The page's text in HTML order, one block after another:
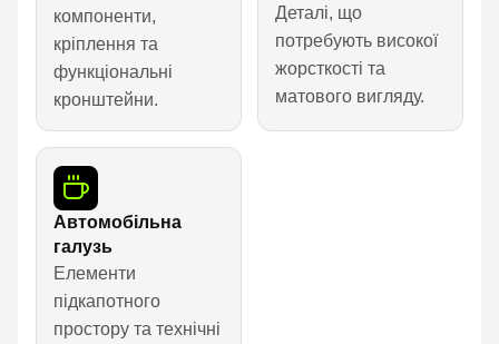
компоненти,
кріплення та
функціональні
кронштейни.
Деталі, що
потребують високої
жорсткості та
матового вигляду.
Автомобільна
галузь
Елементи
підкапотного
простору та технічні